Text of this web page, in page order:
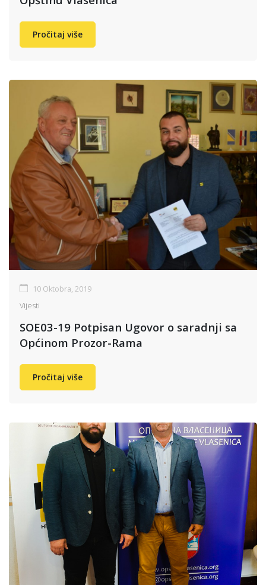
Pročitaj više
10 Oktobra, 2019
Vijesti
SOE03-19 Potpisan Ugovor o saradnji sa
Općinom Prozor-Rama
Pročitaj više